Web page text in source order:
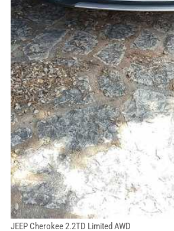
JEEP Cherokee 2.2TD Limited AWD